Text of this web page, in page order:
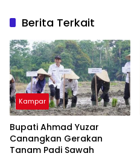
Berita Terkait
Kampar
Bupati Ahmad Yuzar
Canangkan Gerakan
Tanam Padi Sawah